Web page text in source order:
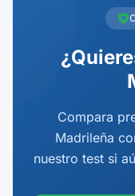
Compara
Madrileña
nuestro test si